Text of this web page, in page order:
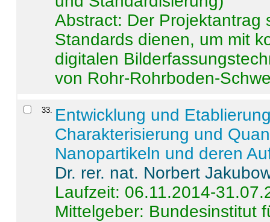
Abstract: Der Projektantrag
Standards dienen, um mit
digitalen
von Rohr-Rohrboden-
33. Entwicklung und
Charakterisierung und
Nanopartikeln und deren
Dr. rer. nat. Norbert
Laufzeit: 06.11.2014-
Mittelgeber: Bundesinstitut